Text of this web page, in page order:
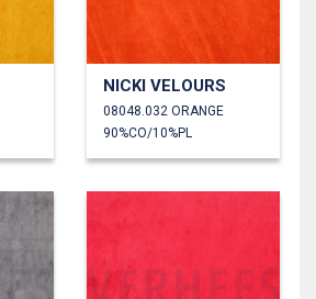
NICKI VELOURS
08048.032 ORANGE
90%CO/10%PL